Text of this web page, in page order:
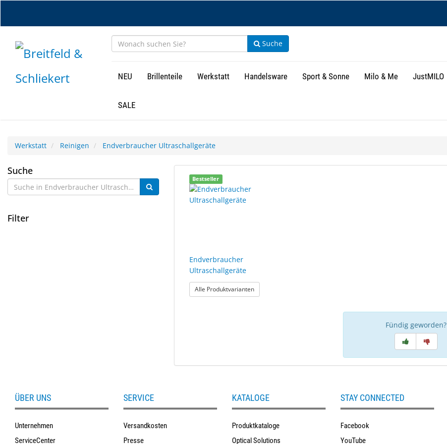
Suche
NEU Brillenteile Werkstatt Handelsware Sport & Sonne Milo & Me JustMILO
SALE
Werkstatt Reinigen Endverbraucher Ultraschallgeräte
Endverbraucher
Ultraschallgeräte
Suche
Filter
Ergebnisse
gefunden.
Suchergebnisse
gerendert.
Bestseller
Endverbraucher
Ultraschallgeräte
Alle Produktvarianten: Endverbraucher Ultraschallgeräte
Fündig geworden?
ÜBER UNS
Unternehmen
ServiceCenter
SERVICE
Versandkosten
Presse
KATALOGE
Produktkataloge
Optical Solutions
STAY CONNECTED
Facebook
YouTube